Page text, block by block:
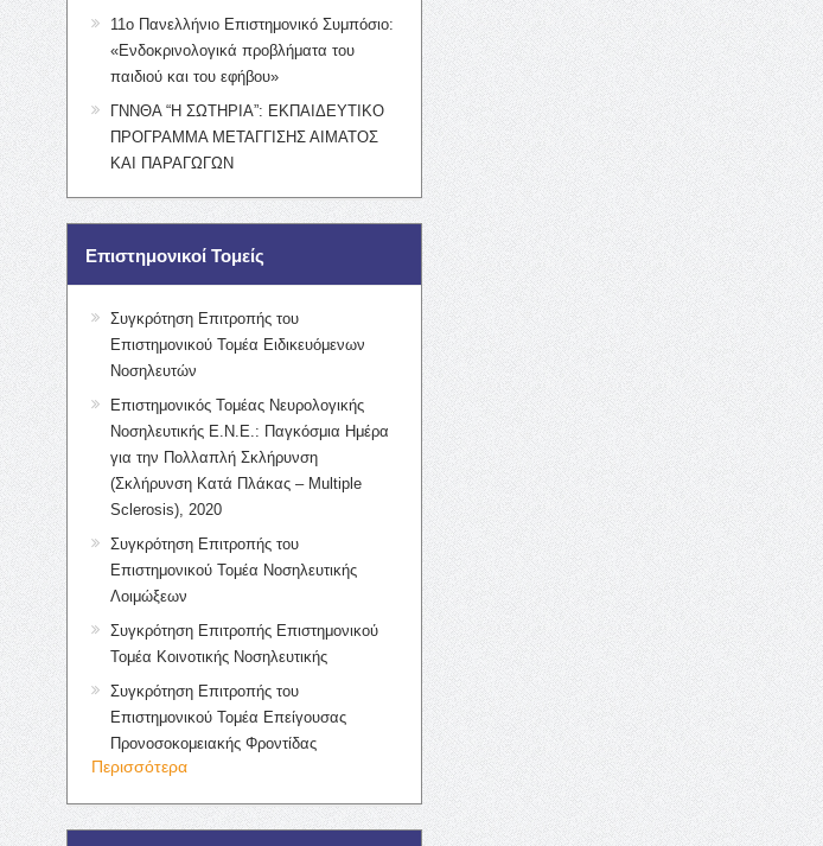
11ο Πανελλήνιο Επιστημονικό Συμπόσιο:
«Ενδοκρινολογικά προβλήματα του
παιδιού και του εφήβου»
ΓΝΝΘΑ “Η ΣΩΤΗΡΙΑ”: ΕΚΠΑΙΔΕΥΤΙΚΟ
ΠΡΟΓΡΑΜΜΑ ΜΕΤΑΓΓΙΣΗΣ ΑΙΜΑΤΟΣ
ΚΑΙ ΠΑΡΑΓΩΓΩΝ
Επιστημονικοί Τομείς
Συγκρότηση Επιτροπής του
Επιστημονικού Τομέα Ειδικευόμενων
Νοσηλευτών
Επιστημονικός Τομέας Νευρολογικής
Νοσηλευτικής Ε.Ν.Ε.: Παγκόσμια Ημέρα
για την Πολλαπλή Σκλήρυνση
(Σκλήρυνση Κατά Πλάκας – Multiple
Sclerosis), 2020
Συγκρότηση Επιτροπής του
Επιστημονικού Τομέα Νοσηλευτικής
Λοιμώξεων
Συγκρότηση Επιτροπής Επιστημονικού
Τομέα Κοινοτικής Νοσηλευτικής
Συγκρότηση Επιτροπής του
Επιστημονικού Τομέα Επείγουσας
Προνοσοκομειακής Φροντίδας
Περισσότερα